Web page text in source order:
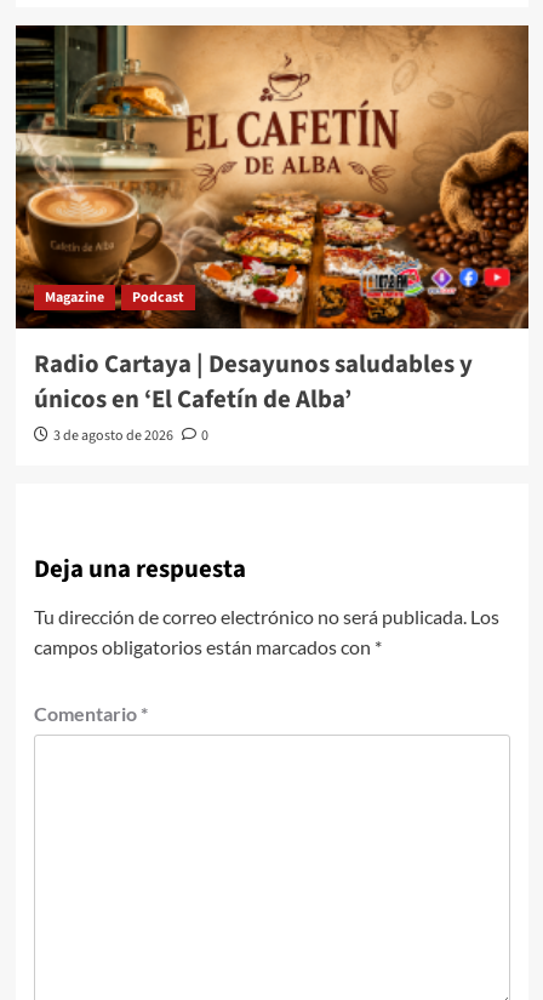
Magazine Podcast
Radio Cartaya | Desayunos saludables y
únicos en ‘El Cafetín de Alba’
3 de agosto de 2026 0
Deja una respuesta
Tu dirección de correo electrónico no será publicada. Los
campos obligatorios están marcados con *
Comentario *